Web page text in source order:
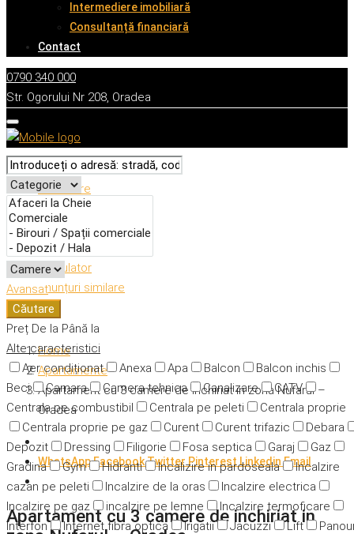
Intermediere imobiliară
Consultanță financiară
Contact
0790 340 000
Str. Ogorului Nr 208, Oradea
Avansat
Căutare
Preț De la Până la
Alte caracteristici
Aer condiționat
Anexa Apa Balcon
Balcon inchis
Beci
Camara Camera tehnica Canalizare
CATV
Centrala pe combustibil
Centrala pe peleti
Centrala proprie
Centrala proprie pe gaz
Curent Curent trifazic
Debara
Depozit
Dressing Filigorie Fosa septica Garaj
Gaz
Gradina
Gym Hidranti Incalizire in pardoseala
Incalzire
cazan pe peleti
Incalzire de la oras
Incalzire electrica
Incalzire pe gaz
incalzire pe lemne
Incalzire termoficare
Interfon
Internet fibra optica Irigatii Jacuzzi Lift
Descriere
Caracteristici
Adresă
Detalii
Calculator
Anunțuri similare
Home
Apartamente
Apartament cu 3 camere de inchiriat in zona Nufarul –
Oradea
WhatsAppFacebookTwitter Pinterest LinkedinEmail
Apartament cu 3 camere de inchiriat in